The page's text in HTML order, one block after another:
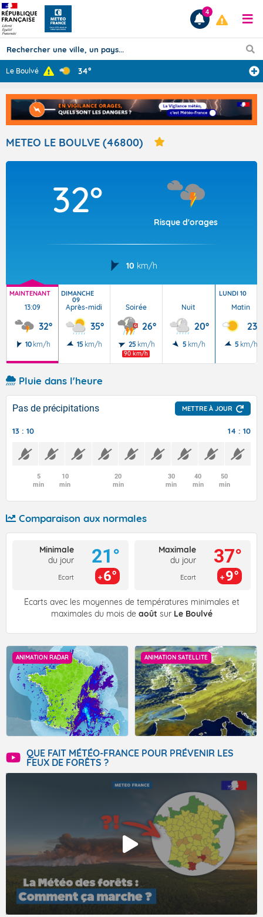
Prévisions
TOUS LES RÉSULTATS
Articles
4
Le Boulvé 34°
METEO LE BOULVE (46800)
32°
Risque d'orages
10 km/h
MAINTENANT
13:09
32°
10 km/h
DIMANCHE
09
Après-midi
35°
15 km/h
Soirée
26°
25 km/h
90 km/h
Nuit
20°
5 km/h
LUNDI 10
Matin
23°
5 km/h
Pluie dans l'heure
Pas de précipitations METTRE À JOUR
13 : 10 14 : 10
5
min
10
min
20
min
30
min
40
min
50
min
Comparaison aux normales
Minimale
du jour
Ecart
21°
6°
Maximale
du jour
Ecart
37°
9°
Écarts avec les moyennes de températures minimales et
maximales du mois de août sur Le Boulvé
ANIMATION RADAR ANIMATION SATELLITE
QUE FAIT MÉTÉO-FRANCE POUR PRÉVENIR LES
FEUX DE FORÊTS ?